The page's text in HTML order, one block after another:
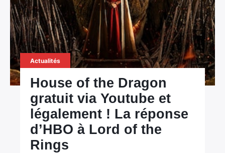
Actualités
House of the Dragon
gratuit via Youtube et
légalement ! La réponse
d’HBO à Lord of the
Rings